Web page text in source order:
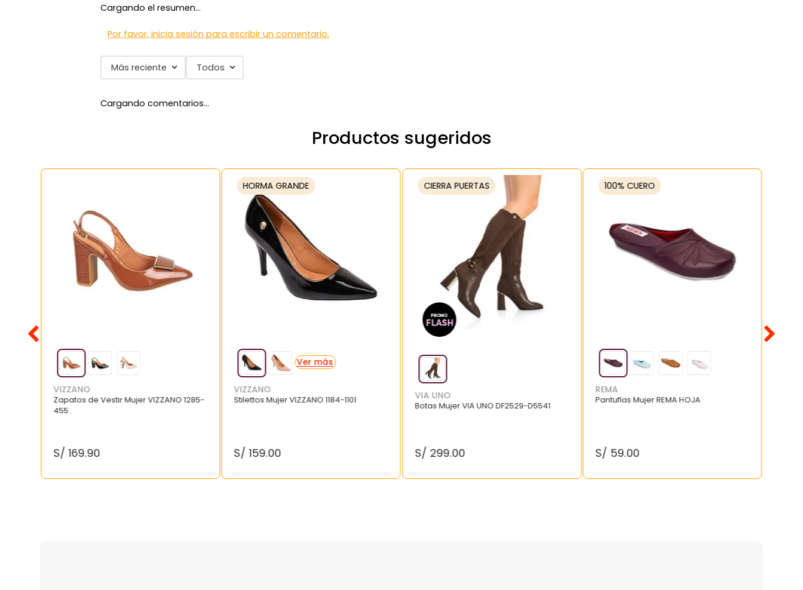
Cargando el resumen…
Por favor, inicia sesión para escribir un comentario.
Más reciente Todos
Cargando comentarios…
Productos sugeridos
VIZZANO
Zapatos de Vestir Mujer VIZZANO 1285-
455
S/ 169.90
HORMA GRANDE
VIZZANO
Stilettos Mujer VIZZANO 1184-1101
S/ 159.00
CIERRA PUERTAS
VIA UNO
Botas Mujer VIA UNO DF2529-D5541
S/ 299.00
100% CUERO
REMA
Pantuflas Mujer REMA HOJA
S/ 59.00